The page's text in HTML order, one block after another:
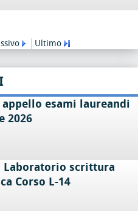
Ultimo
esami laureandi
2026
Laboratorio scrittura
Corso L-14